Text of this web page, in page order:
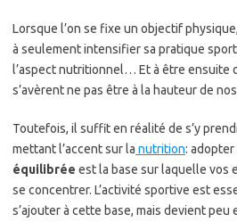
Lorsque l’on se fixe un objectif
à seulement intensifier sa pratique
l’aspect nutritionnel… Et à être ensuite
s’avèrent ne pas être à la hauteur de
Toutefois, il suffit en réalité de s’y
mettant l’accent sur la nutrition: adopter
équilibrée est la base sur laquelle
se concentrer. L’activité sportive est
s’ajouter à cette base, mais devient